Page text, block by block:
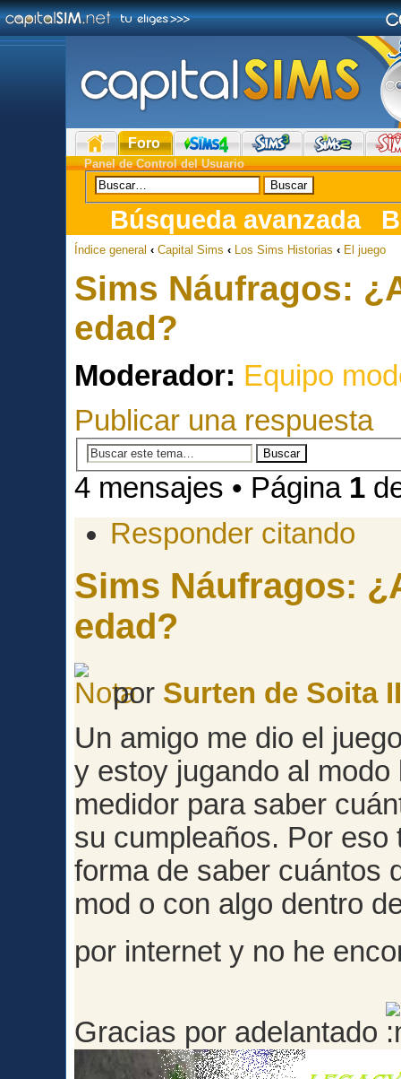
Foro
Panel de Control del Usuario
Búsqueda avanzada
Índice general ‹ Capital Sims ‹ Los Sims Historias ‹ El juego
Sims Náufragos:
edad?
Moderador: Equipo
Publicar una respuesta
4 mensajes • Página 1
Responder citando
Sims Náufragos:
edad?
por Surten de Soita
Un amigo me dio el
y estoy jugando al
medidor para saber
su cumpleaños. Por
forma de saber cuántos
mod o con algo dentro
por internet y no he
Gracias por adelantado